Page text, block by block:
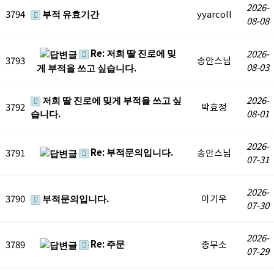
3794 부적 유효기간 yyarcoll
2026-
08-08
3793
Re: 저희 딸 진로에 밎
게 부적을 쓰고 싶습니다.
송안스님
2026-
08-03
3792
저희 딸 진로에 밎게 부적을 쓰고 싶
습니다.
박효정
2026-
08-01
3791 Re: 부적문의입니다. 송안스님
2026-
07-31
3790 부적문의입니다. 이기우
2026-
07-30
3789 Re: 주문 종무소
2026-
07-29